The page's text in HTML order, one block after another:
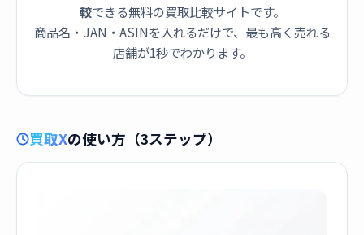
較できる無料の買取比較サイトです。
商品名・JAN・ASINを入れるだけで、最も高く売れる
店舗が1秒でわかります。
買取Xの使い方（3ステップ）